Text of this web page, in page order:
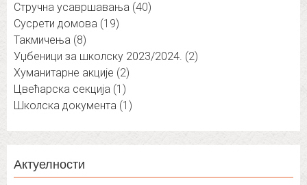
Стручна усавршавања (40)
Сусрети домова (19)
Такмичења (8)
Уџбеници за школску 2023/2024. (2)
Хуманитарне акције (2)
Цвећарска секција (1)
Школска документа (1)
Актуелности